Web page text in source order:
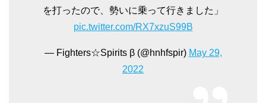
を打ったので、勢いに乗って行きました」
pic.twitter.com/RX7xzuS99B
— Fighters☆Spirits β (@hnhfspir) May 29,
2022